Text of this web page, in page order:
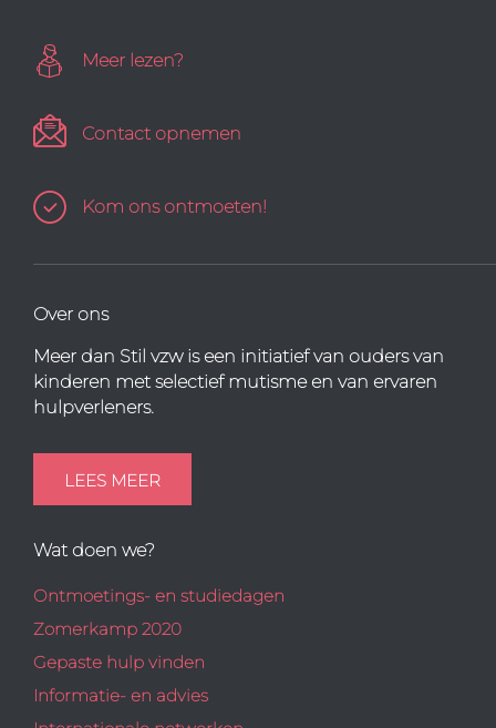
Meer lezen?
Contact opnemen
Kom ons ontmoeten!
Over ons
Meer dan Stil vzw is een initiatief van ouders van
kinderen met selectief mutisme en van ervaren
hulpverleners.
LEES MEER
Wat doen we?
Ontmoetings- en studiedagen
Zomerkamp 2020
Gepaste hulp vinden
Informatie- en advies